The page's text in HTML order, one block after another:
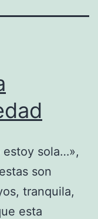
estoy sola…»,
son
tranquila,
esta